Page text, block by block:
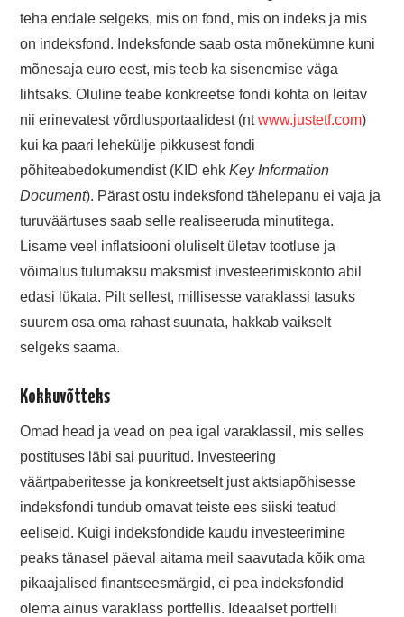
teha endale selgeks, mis on fond, mis on indeks ja mis
on indeksfond. Indeksfonde saab osta mõnekümne kuni
mõnesaja euro eest, mis teeb ka sisenemise väga
lihtsaks. Oluline teabe konkreetse fondi kohta on leitav
nii erinevatest võrdlusportaalidest (ntwww.justetf.com)
kui ka paari lehekülje pikkusest fondi
põhiteabedokumendist (KID ehkKey Information
Document). Pärast ostu indeksfond tähelepanu ei vaja ja
turuväärtuses saab selle realiseeruda minutitega.
Lisame veel inflatsiooni oluliselt ületav tootluse ja
võimalus tulumaksu maksmist investeerimiskonto abil
edasi lükata. Pilt sellest, millisesse varaklassi tasuks
suurem osa oma rahast suunata, hakkab vaikselt
selgeks saama.
Kokkuvõtteks
Omad head ja vead on pea igal varaklassil, mis selles
postituses läbi sai puuritud. Investeering
väärtpaberitesse ja konkreetselt just aktsiapõhisesse
indeksfondi tundub omavat teiste ees siiski teatud
eeliseid. Kuigi indeksfondide kaudu investeerimine
peaks tänasel päeval aitama meil saavutada kõik oma
pikaajalised finantseesmärgid, ei pea indeksfondid
olema ainus varaklass portfellis. Ideaalset portfelli